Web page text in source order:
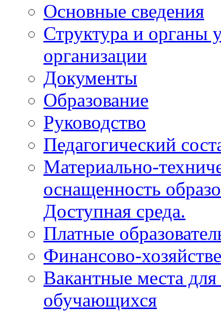
Основные сведения
Структура и органы
организации
Документы
Образование
Руководство
Педагогический
Материально-
оснащенность
Доступная среда.
Платные
Финансово-
Вакантные места
обучающихся